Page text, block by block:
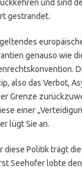
und sind
gestrandet.
genauso wie
also das Verbot,
Grenze
einer
lügt Sie an.
Politik trägt die
Seehofer lobte